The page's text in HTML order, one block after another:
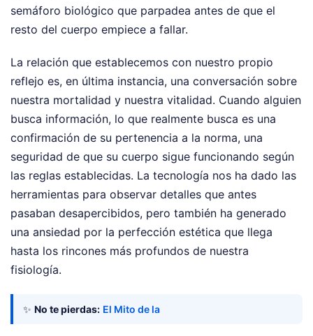
semáforo biológico que parpadea antes de que el
resto del cuerpo empiece a fallar.
La relación que establecemos con nuestro propio
reflejo es, en última instancia, una conversación sobre
nuestra mortalidad y nuestra vitalidad. Cuando alguien
busca información, lo que realmente busca es una
confirmación de su pertenencia a la norma, una
seguridad de que su cuerpo sigue funcionando según
las reglas establecidas. La tecnología nos ha dado las
herramientas para observar detalles que antes
pasaban desapercibidos, pero también ha generado
una ansiedad por la perfección estética que llega
hasta los rincones más profundos de nuestra
fisiología.
✨ No te pierdas: El Mito de la